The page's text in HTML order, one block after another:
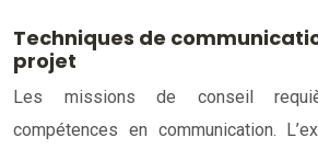
Techniques de
projet
Les missions de conseil
compétences en communication.